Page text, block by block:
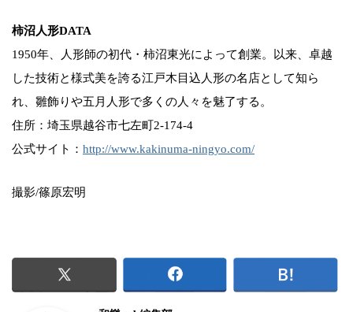
柿沼人形DATA
1950年、人形師の初代・柿沼東光によって創業。以来、卓越
した技術と様式美を誇る江戸木目込人形の名店として知ら
れ、雛飾りや五月人形で多くの人々を魅了する。
住所：埼玉県越谷市七左町2-174-4
公式サイト： http://www.kakinuma-ningyo.com/
撮影/篠原宏明